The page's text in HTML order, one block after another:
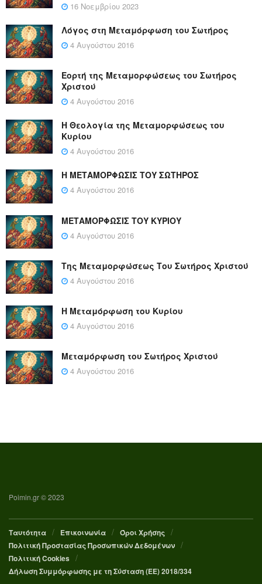
16 Νοεμβρίου 2023
Λόγος στη Μεταμόρφωση του Σωτήρος
4 Αυγούστου 2016
Εορτή της Μεταμορφώσεως του Σωτήρος
Χριστού
4 Αυγούστου 2016
Η Θεολογία της Μεταμορφώσεως του
Κυρίου
4 Αυγούστου 2016
Η ΜΕΤΑΜΟΡΦΩΣΙΣ ΤΟΥ ΣΩΤΗΡΟΣ
4 Αυγούστου 2016
ΜΕΤΑΜΟΡΦΩΣΙΣ ΤΟΥ ΚΥΡΙΟΥ
4 Αυγούστου 2016
Της Μεταμορφώσεως Του Σωτήρος Χριστού
4 Αυγούστου 2016
Η Μεταμόρφωση του Κυρίου
4 Αυγούστου 2016
Μεταμόρφωση του Σωτήρος Χριστού
4 Αυγούστου 2016
Poimin.gr © 2023
Ταυτότητα Επικοινωνία
Όροι Χρήσης
Πολιτική Προστασίας Προσωπικών Δεδομένων
Πολιτική Cookies
Δήλωση Συμμόρφωσης με τη Σύσταση (ΕΕ) 2018/334